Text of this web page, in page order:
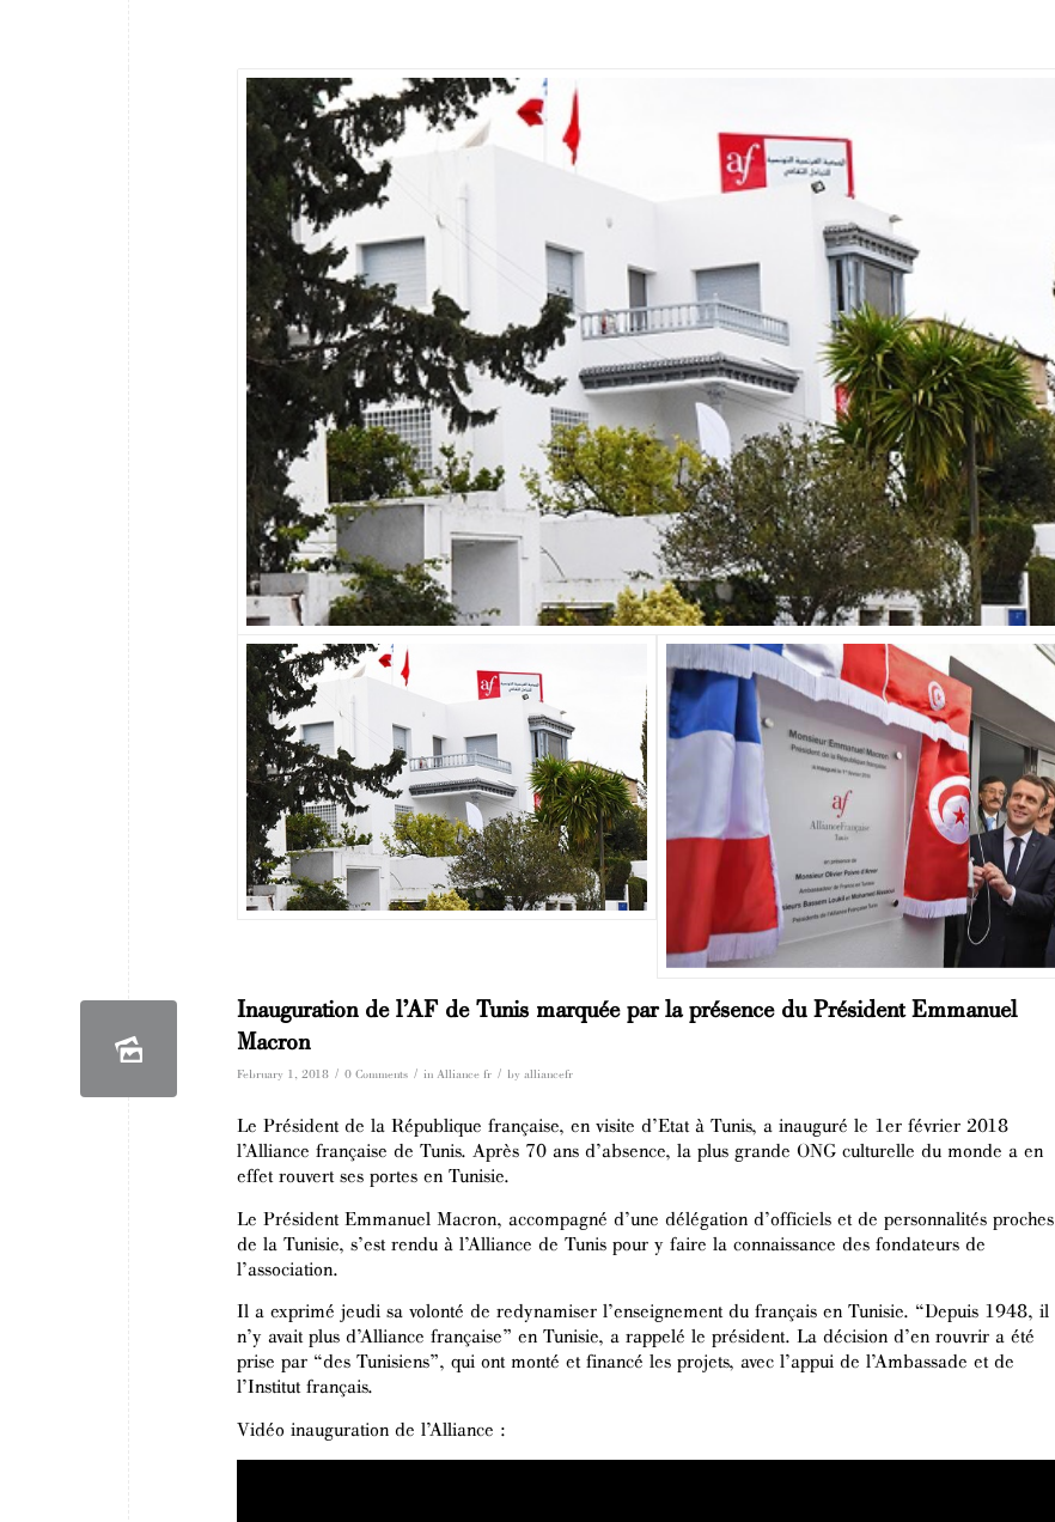
Inauguration de l’AF de Tunis marquée par la présence du Président Emmanuel
Macron
February 1, 2018 / 0 Comments / in Alliance fr / by alliancefr
Le Président de la République française, en visite d’Etat à Tunis, a inauguré le 1er février 2018
l’Alliance française de Tunis. Après 70 ans d’absence, la plus grande ONG culturelle du monde a en
effet rouvert ses portes en Tunisie.
Le Président Emmanuel Macron, accompagné d’une délégation d’officiels et de personnalités proches
de la Tunisie, s’est rendu à l’Alliance de Tunis pour y faire la connaissance des fondateurs de
l’association.
Il a exprimé jeudi sa volonté de redynamiser l’enseignement du français en Tunisie. “Depuis 1948, il
n’y avait plus d’Alliance française” en Tunisie, a rappelé le président. La décision d’en rouvrir a été
prise par “des Tunisiens”, qui ont monté et financé les projets, avec l’appui de l’Ambassade et de
l’Institut français.
Vidéo inauguration de l’Alliance :